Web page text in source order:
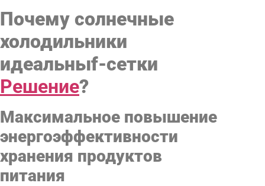
Почему солнечные
холодильники
идеальныf-сетки
Решение?
Максимальное повышение
энергоэффективности
хранения продуктов
питания